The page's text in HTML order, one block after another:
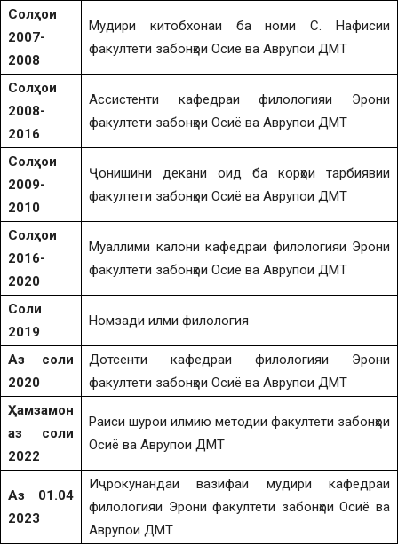
Солҳои
2007-
2008
Мудири китобхонаи ба номи С. Нафисии
факултети забонҳои Осиё ва Аврупои ДМТ
Солҳои
2008-
2016
Ассистенти кафедраи филологияи Эрони
факултети забонҳои Осиё ва Аврупои ДМТ
Солҳои
2009-
2010
Ҷонишини декани оид ба корҳои тарбиявии
факултети забонҳои Осиё ва Аврупои ДМТ
Солҳои
2016-
2020
Муаллими калони кафедраи филологияи Эрони
факултети забонҳои Осиё ва Аврупои ДМТ
Соли
2019
Номзади илми филология
Аз соли
2020
Дотсенти кафедраи филологияи Эрони
факултети забонҳои Осиё ва Аврупои ДМТ
Ҳамзамон
аз соли
2022
Раиси шурои илмию методии факултети забонҳои
Осиё ва Аврупои ДМТ
Аз 01.04
2023
Иҷрокунандаи вазифаи мудири кафедраи
филологияи Эрони факултети забонҳои Осиё ва
Аврупои ДМТ